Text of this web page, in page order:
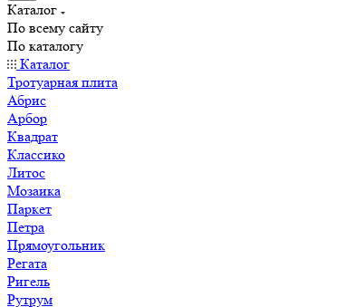
Каталог
По всему сайту
По каталогу
Каталог
Тротуарная плита
Абрис
Арбор
Квадрат
Классико
Литос
Мозаика
Паркет
Петра
Прямоугольник
Регата
Ригель
Рутрум